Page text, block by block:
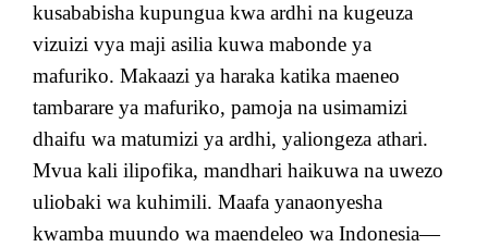
kusababisha kupungua kwa ardhi na kugeuza
vizuizi vya maji asilia kuwa mabonde ya
mafuriko. Makaazi ya haraka katika maeneo
tambarare ya mafuriko, pamoja na usimamizi
dhaifu wa matumizi ya ardhi, yaliongeza athari.
Mvua kali ilipofika, mandhari haikuwa na uwezo
uliobaki wa kuhimili. Maafa yanaonyesha
kwamba muundo wa maendeleo wa Indonesia—